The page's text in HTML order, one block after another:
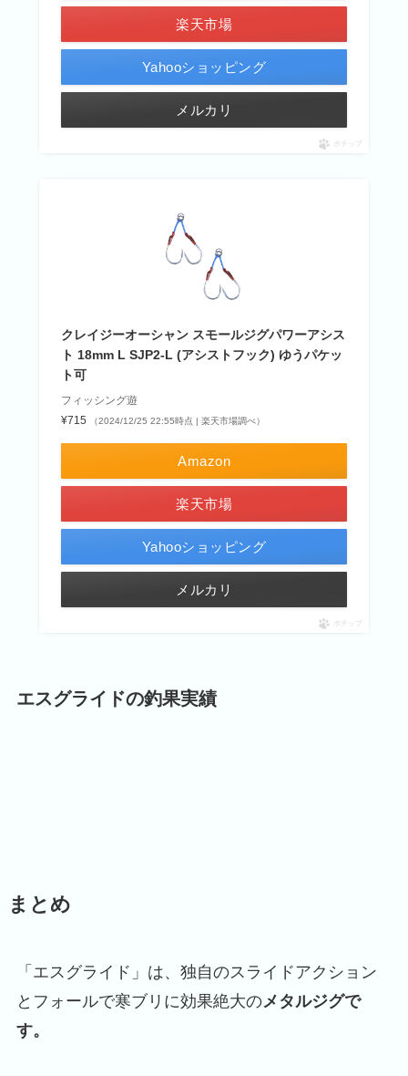
楽天市場
Yahooショッピング
メルカリ
ポチップ
クレイジーオーシャン スモールジグパワーアシス
ト 18mm L SJP2-L (アシストフック) ゆうパケッ
ト可
フィッシング遊
¥715
（2024/12/25 22:55時点 | 楽天市場調べ）
Amazon
楽天市場
Yahooショッピング
メルカリ
ポチップ
エスグライドの釣果実績
まとめ
「エスグライド」は、独自のスライドアクション
とフォールで寒ブリに効果絶大のメタルジグで
す。